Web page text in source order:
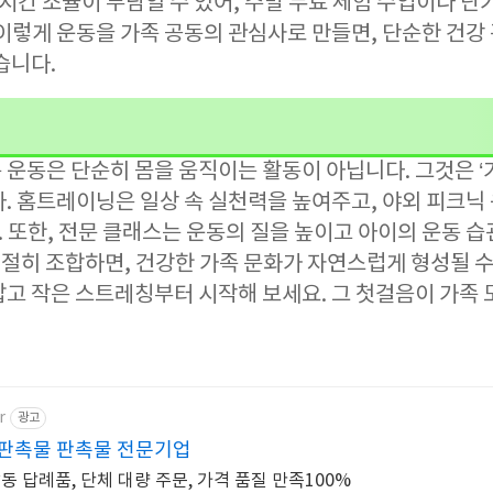
렇게 운동을 가족 공동의 관심사로 만들면, 단순한 건강
니다.
동은 단순히 몸을 움직이는 활동이 아닙니다. 그것은 ‘
. 홈트레이닝은 일상 속 실천력을 높여주고, 야외 피크
한, 전문 클래스는 운동의 질을 높이고 아이의 운동
히 조합하면, 건강한 가족 문화가 자연스럽게 형성될
작은 스트레칭부터 시작해 보세요. 그 첫걸음이 가족
광고
촉물 판촉물 전문기업
답례품, 단체 대량 주문, 가격 품질 만족100%